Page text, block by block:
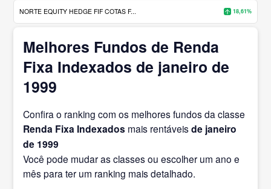
NORTE EQUITY HEDGE FIF COTAS F... 18,61%
Melhores Fundos de Renda
Fixa Indexados de janeiro de
1999
Confira o ranking com os melhores fundos da classe
Renda Fixa Indexados mais rentáveisde janeiro
de 1999
Você pode mudar as classes ou escolher um ano e
mês para ter um ranking mais detalhado.